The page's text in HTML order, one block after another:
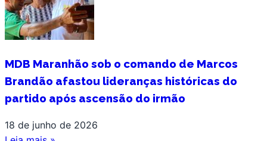
MDB Maranhão sob o comando de Marcos
Brandão afastou lideranças históricas do
partido após ascensão do irmão
18 de junho de 2026